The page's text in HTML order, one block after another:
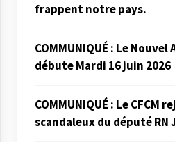
frappent notre pays.
COMMUNIQUÉ : Le
débute Mardi 16 juin 2026
COMMUNIQUÉ : Le CFCM
scandaleux du député RN